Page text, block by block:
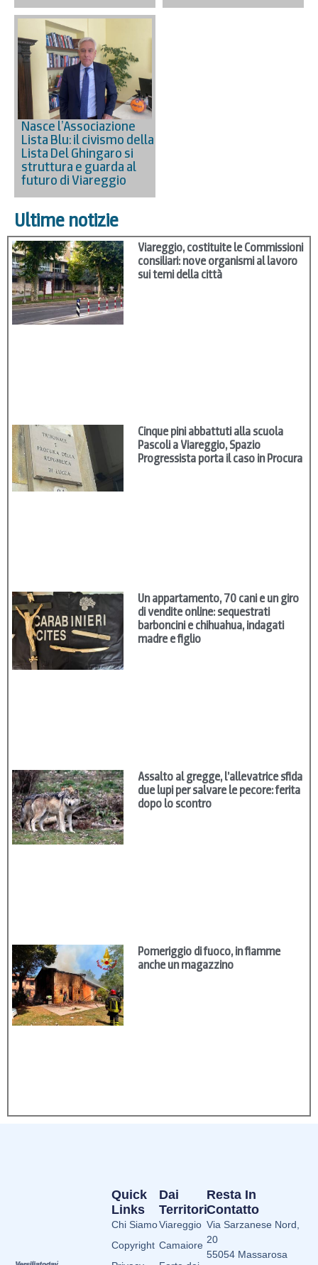
Nasce l’Associazione
Lista Blu: il civismo della
Lista Del Ghingaro si
struttura e guarda al
futuro di Viareggio
Ultime notizie
Viareggio, costituite le Commissioni
consiliari: nove organismi al lavoro
sui temi della città
Cinque pini abbattuti alla scuola
Pascoli a Viareggio, Spazio
Progressista porta il caso in Procura
Un appartamento, 70 cani e un giro
di vendite online: sequestrati
barboncini e chihuahua, indagati
madre e figlio
Assalto al gregge, l’allevatrice sfida
due lupi per salvare le pecore: ferita
dopo lo scontro
Pomeriggio di fuoco, in fiamme
anche un magazzino
Dai
Territori
Viareggio
Camaiore
Quick
Links
Chi Siamo
Copyright
Resta In
Contatto
Via Sarzanese Nord,
20
55054 Massarosa